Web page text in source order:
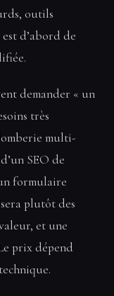
outils
d’abord de
demander « un
très
multi-
SEO de
formulaire
plutôt des
et une
prix dépend